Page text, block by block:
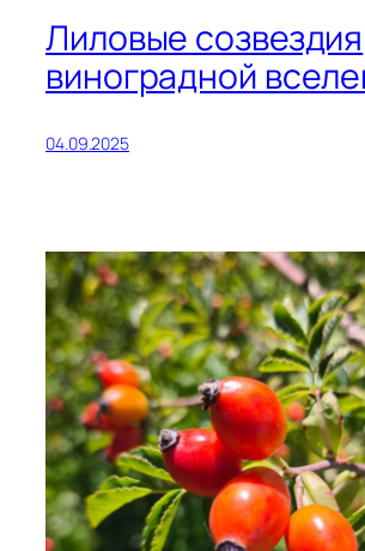
Лиловые созвездия
виноградной
04.09.2025